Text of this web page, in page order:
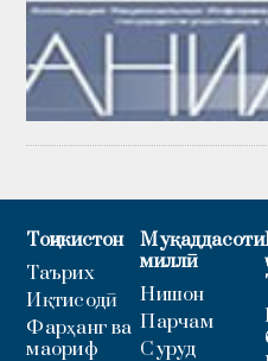
Тоҷикистон
Таърих
Иқтисодӣ
Фарҳанг ва
маориф
Муқаддасоти
миллӣ
Нишон
Парчам
Суруд